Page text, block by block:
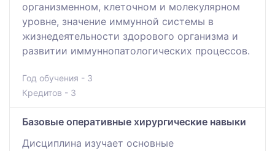
организменном, клеточном и молекулярном
уровне, значение иммунной системы в
жизнедеятельности здорового организма и
развитии иммуннопатологических процессов.
Год обучения - 3
Кредитов - 3
Базовые оперативные хирургические навыки
Дисциплина изучает основные